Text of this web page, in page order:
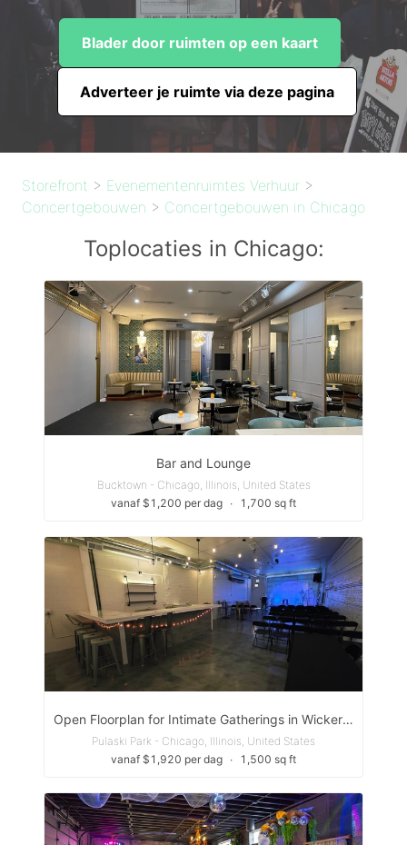
Blader door ruimten op een kaart
Adverteer je ruimte via deze pagina
Storefront > Evenementenruimtes Verhuur >
Concertgebouwen > Concertgebouwen in Chicago
Toplocaties in Chicago:
Bar and Lounge
Bucktown - Chicago, Illinois, United States
vanaf $1,200 per dag ∙ 1,700 sq ft
Open Floorplan for Intimate Gatherings in Wicker Park
Pulaski Park - Chicago, Illinois, United States
vanaf $1,920 per dag ∙ 1,500 sq ft